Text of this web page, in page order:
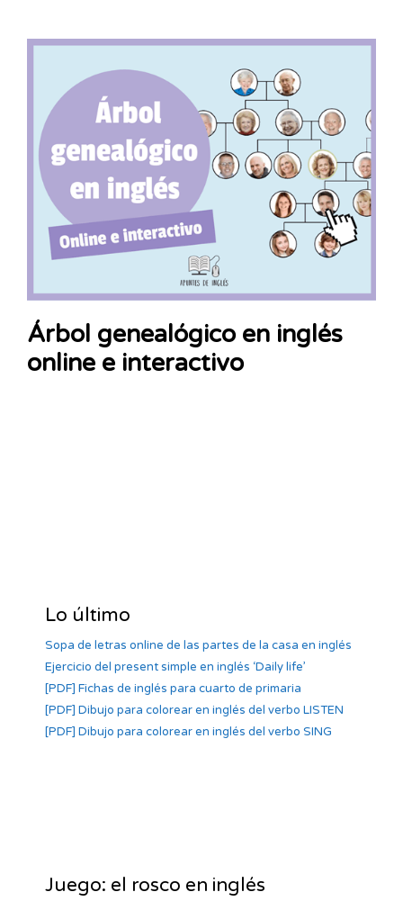
Árbol genealógico en inglés
online e interactivo
Lo último
Sopa de letras online de las partes de la casa en inglés
Ejercicio del present simple en inglés ‘Daily life’
[PDF] Fichas de inglés para cuarto de primaria
[PDF] Dibujo para colorear en inglés del verbo LISTEN
[PDF] Dibujo para colorear en inglés del verbo SING
Juego: el rosco en inglés